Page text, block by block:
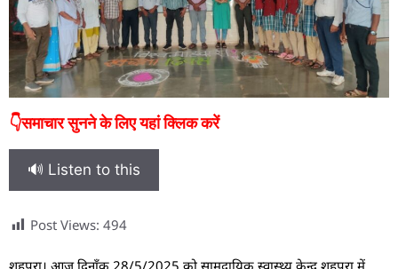
👇समाचार सुनने के लिए यहां क्लिक करें
🔊 Listen to this
Post Views: 494
शहपुरा। आज दिनाँक 28/5/2025 को सामुदायिक स्वास्थ्य केन्द शहपुरा में